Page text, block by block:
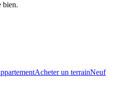
bien.
Acheter un terrainNeuf